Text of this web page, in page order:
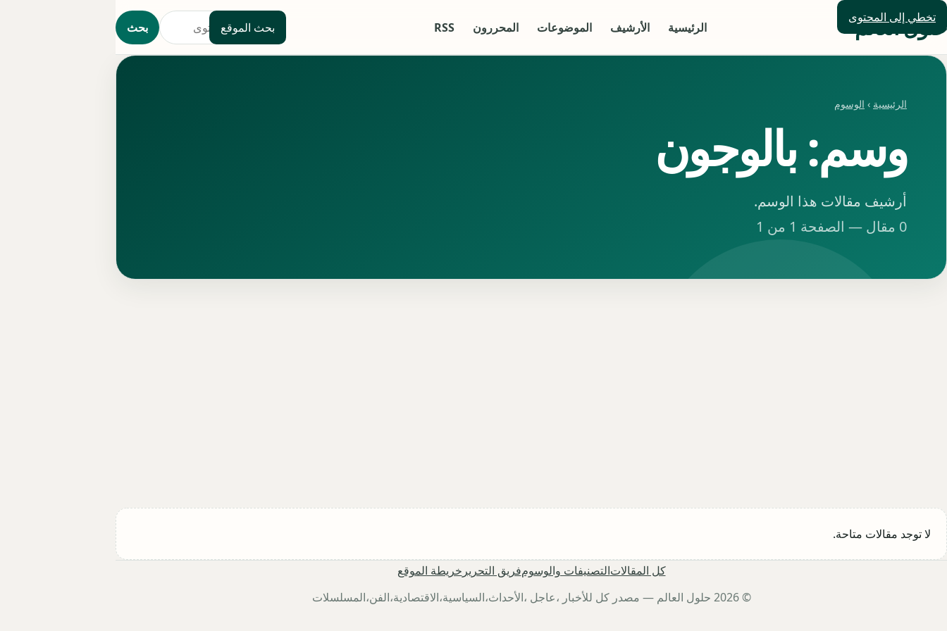
تخطي إلى المحتوى
حلول العالم الرئيسية الأرشيف الموضوعات المحررون RSS بحث الموقع بحث
الرئيسية › الوسوم
وسم: بالوجون
أرشيف مقالات هذا الوسم.
0 مقال — الصفحة 1 من 1
لا توجد مقالات متاحة.
كل المقالاتالتصنيفات والوسومفريق التحرير خريطة الموقع
© 2026 حلول العالم — مصدر كل للأخبار ،عاجل ،الأحداث،السياسية،الاقتصادية،الفن،المسلسلات